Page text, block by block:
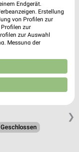
Geschlossen
❯
Geschlossen
Endgerät.
Erstellung
von Profilen zur
zur
zur Auswahl
Messung der
Entwicklung und
Daten zur Auswahl
und in die